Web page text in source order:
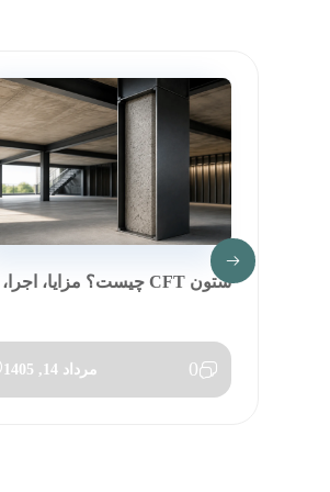
ستون CFT چیست؟ مزایا، اجرا، قیمت و مق...
0 مرداد 14, 1405